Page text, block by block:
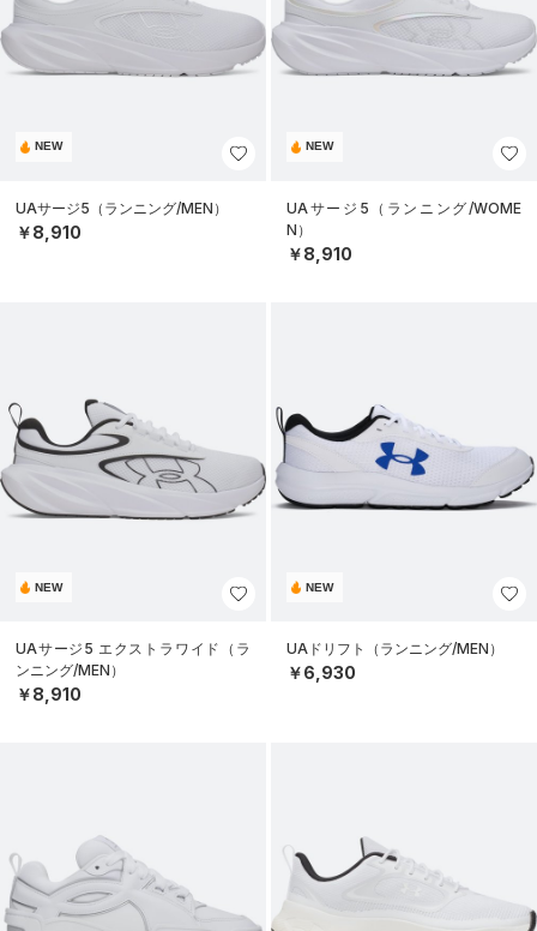
NEW
UAサージ5（ランニング/MEN）
￥8,910
NEW
UAサージ5（ランニング/WOME
N）
￥8,910
NEW
UAサージ5 エクストラワイド（ラ
ンニング/MEN）
￥8,910
NEW
UAドリフト（ランニング/MEN）
￥6,930